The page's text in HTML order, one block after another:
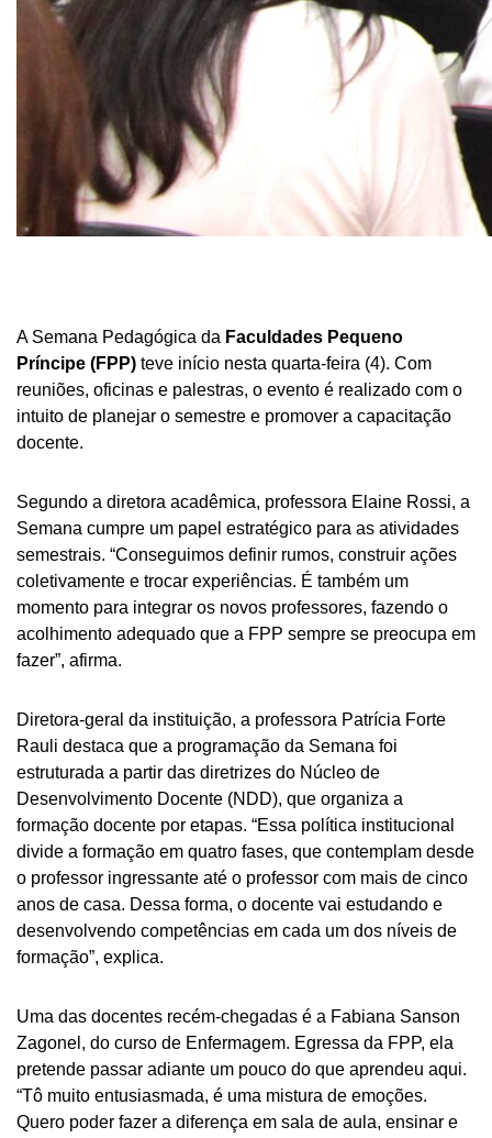
A Semana Pedagógica da Faculdades Pequeno
Príncipe (FPP) teve início nesta quarta-feira (4). Com
reuniões, oficinas e palestras, o evento é realizado com o
intuito de planejar o semestre e promover a capacitação
docente.
Segundo a diretora acadêmica, professora Elaine Rossi, a
Semana cumpre um papel estratégico para as atividades
semestrais. “Conseguimos definir rumos, construir ações
coletivamente e trocar experiências. É também um
momento para integrar os novos professores, fazendo o
acolhimento adequado que a FPP sempre se preocupa em
fazer”, afirma.
Diretora-geral da instituição, a professora Patrícia Forte
Rauli destaca que a programação da Semana foi
estruturada a partir das diretrizes do Núcleo de
Desenvolvimento Docente (NDD), que organiza a
formação docente por etapas. “Essa política institucional
divide a formação em quatro fases, que contemplam desde
o professor ingressante até o professor com mais de cinco
anos de casa. Dessa forma, o docente vai estudando e
desenvolvendo competências em cada um dos níveis de
formação”, explica.
Uma das docentes recém-chegadas é a Fabiana Sanson
Zagonel, do curso de Enfermagem. Egressa da FPP, ela
pretende passar adiante um pouco do que aprendeu aqui.
“Tô muito entusiasmada, é uma mistura de emoções.
Quero poder fazer a diferença em sala de aula, ensinar e